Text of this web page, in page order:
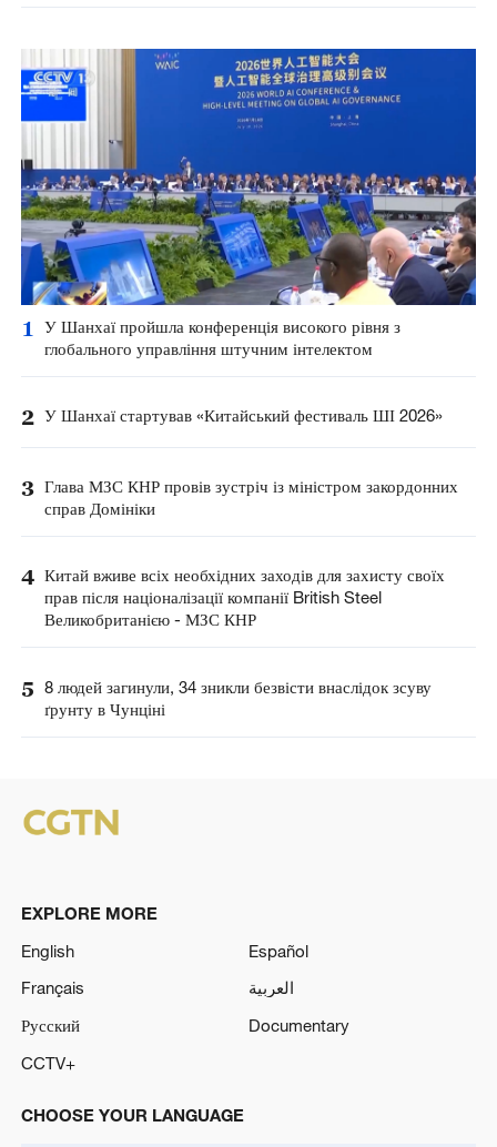
1
У Шанхаї пройшла конференція високого рівня з
глобального управління штучним інтелектом
2 У Шанхаї стартував «Китайський фестиваль ШІ 2026»
3 Глава МЗС КНР провів зустріч із міністром закордонних
справ Домініки
4 Китай вживе всіх необхідних заходів для захисту своїх
прав після націоналізації компанії British Steel
Великобританією - МЗС КНР
5 8 людей загинули, 34 зникли безвісти внаслідок зсуву
ґрунту в Чунціні
EXPLORE MORE
English
Español
Français
العربية
Русский
Documentary
CCTV+
CHOOSE YOUR LANGUAGE